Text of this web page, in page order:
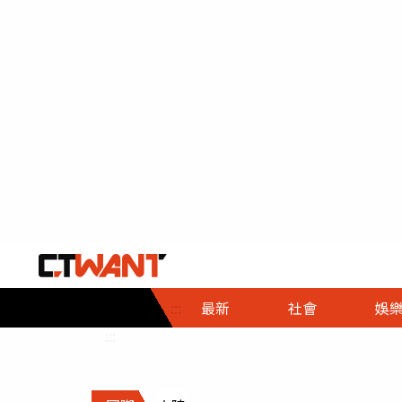
::: 最新 社會
社會首頁
時事
調查
娛樂
娛樂首頁
即時
財經首頁
熱線
政